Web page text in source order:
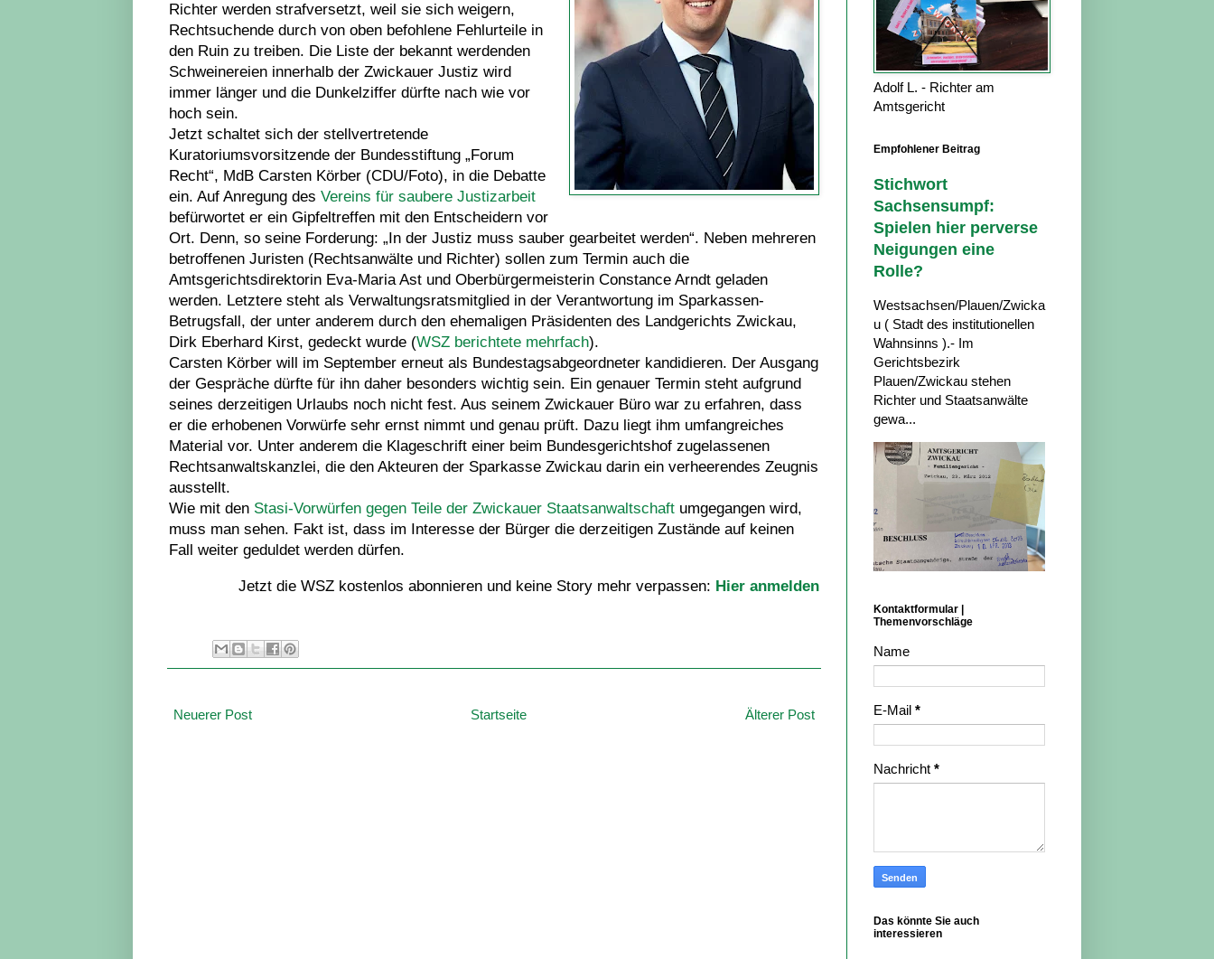
Richter werden strafversetzt, weil sie sich weigern,
Rechtsuchende durch von oben befohlene Fehlurteile in
den Ruin zu treiben. Die Liste der bekannt werdenden
Schweinereien innerhalb der Zwickauer Justiz wird
immer länger und die Dunkelziffer dürfte nach wie vor
hoch sein.
Jetzt schaltet sich der stellvertretende
Kuratoriumsvorsitzende der Bundesstiftung „Forum
Recht“, MdB Carsten Körber (CDU/Foto), in die Debatte
ein. Auf Anregung des Vereins für saubere Justizarbeit
befürwortet er ein Gipfeltreffen mit den Entscheidern vor
Ort. Denn, so seine Forderung: „In der Justiz muss sauber gearbeitet werden“. Neben mehreren
betroffenen Juristen (Rechtsanwälte und Richter) sollen zum Termin auch die
Amtsgerichtsdirektorin Eva-Maria Ast und Oberbürgermeisterin Constance Arndt geladen
werden. Letztere steht als Verwaltungsratsmitglied in der Verantwortung im Sparkassen-
Betrugsfall, der unter anderem durch den ehemaligen Präsidenten des Landgerichts Zwickau,
Dirk Eberhard Kirst, gedeckt wurde (WSZ berichtete mehrfach).
Carsten Körber will im September erneut als Bundestagsabgeordneter kandidieren. Der Ausgang
der Gespräche dürfte für ihn daher besonders wichtig sein. Ein genauer Termin steht aufgrund
seines derzeitigen Urlaubs noch nicht fest. Aus seinem Zwickauer Büro war zu erfahren, dass
er die erhobenen Vorwürfe sehr ernst nimmt und genau prüft. Dazu liegt ihm umfangreiches
Material vor. Unter anderem die Klageschrift einer beim Bundesgerichtshof zugelassenen
Rechtsanwaltskanzlei, die den Akteuren der Sparkasse Zwickau darin ein verheerendes Zeugnis
ausstellt.
Wie mit den Stasi-Vorwürfen gegen Teile der Zwickauer Staatsanwaltschaft umgegangen wird,
muss man sehen. Fakt ist, dass im Interesse der Bürger die derzeitigen Zustände auf keinen
Fall weiter geduldet werden dürfen.
Jetzt die WSZ kostenlos abonnieren und keine Story mehr verpassen: Hier anmelden
Neuerer Post Älterer Post
Startseite
Adolf L. - Richter am
Amtsgericht
Empfohlener Beitrag
Stichwort
Sachsensumpf:
Spielen hier perverse
Neigungen eine
Rolle?
Westsachsen/Plauen/Zwicka
u ( Stadt des institutionellen
Wahnsinns ).- Im
Gerichtsbezirk
Plauen/Zwickau stehen
Richter und Staatsanwälte
gewa...
Kontaktformular |
Themenvorschläge
Name
E-Mail *
Nachricht *
Das könnte Sie auch
interessieren